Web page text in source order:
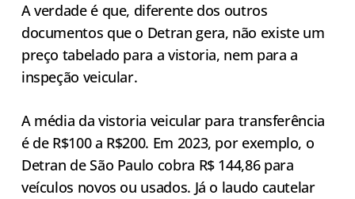
A verdade é que, diferente dos outros
documentos que o Detran gera, não existe um
preço tabelado para a vistoria, nem para a
inspeção veicular.
A média da vistoria veicular para transferência
é de R$100 a R$200. Em 2023, por exemplo, o
Detran de São Paulo cobra R$ 144,86 para
veículos novos ou usados. Já o laudo cautelar